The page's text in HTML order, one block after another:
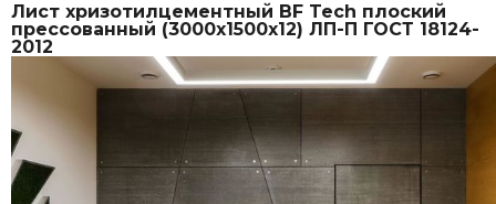
Лист хризотилцементный BF Tech плоский
прессованный (3000х1500х12) ЛП-П ГОСТ 18124-
2012